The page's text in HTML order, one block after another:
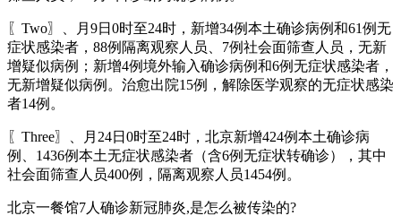
〖Two〗、月9日0时至24时，新增34例本土确诊病例和61例无
症状感染者，88例隔离观察人员、7例社会面筛查人员，无新
增疑似病例；新增4例境外输入确诊病例和6例无症状感染者，
无新增疑似病例。治愈出院15例，解除医学观察的无症状感染
者14例。
〖Three〗、月24日0时至24时，北京新增424例本土确诊病
例、1436例本土无症状感染者（含6例无症状转确诊），其中
社会面筛查人员400例，隔离观察人员1454例。
北京一餐馆7人确诊新冠肺炎,是怎么被传染的?